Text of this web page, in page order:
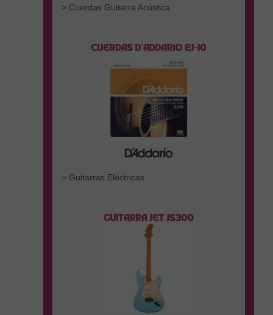
> Cuerdas Guitarra Acústica
> Guitarras Eléctricas